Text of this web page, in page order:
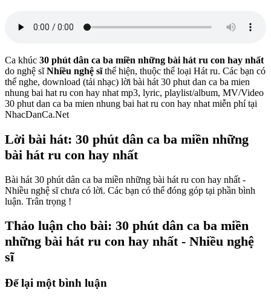
Ca khúc 30 phút dân ca ba miền những bài hát ru con hay nhất
do nghệ sĩNhiều nghệ sĩthể hiện, thuộc thể loại Hát ru. Các bạn có
thể nghe, download (tải nhạc) lời bài hát 30 phut dan ca ba mien
nhung bai hat ru con hay nhat mp3, lyric, playlist/album, MV/Video
30 phut dan ca ba mien nhung bai hat ru con hay nhat miễn phí tại
NhacDanCa.Net
Lời bài hát: 30 phút dân ca ba miền những
bài hát ru con hay nhất
Bài hát 30 phút dân ca ba miền những bài hát ru con hay nhất -
Nhiều nghệ sĩ chưa có lời. Các bạn có thể đóng góp tại phần bình
luận. Trân trọng !
Thảo luận cho bài: 30 phút dân ca ba miền
những bài hát ru con hay nhất - Nhiều nghệ
sĩ
Để lại một bình luận